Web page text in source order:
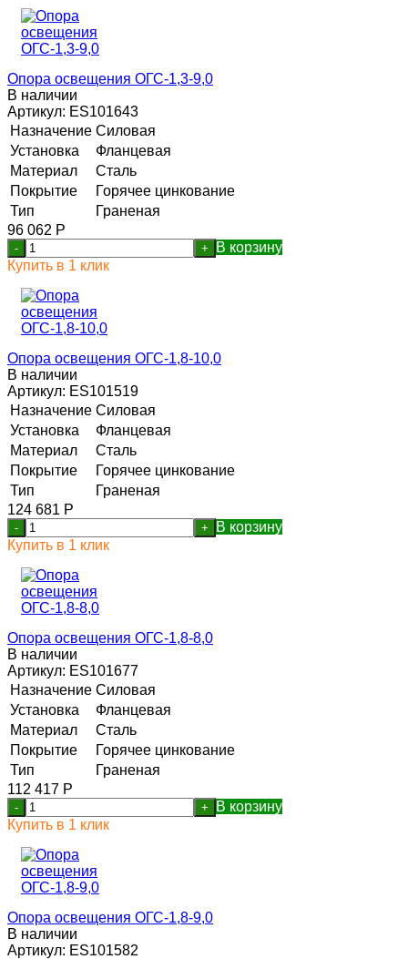
Опора освещения ОГС-1,3-9,0
В наличии
Артикул: ES101643
Назначение Силовая
Установка
Фланцевая
Материал
Сталь
Покрытие
Горячее цинкование
Тип
Граненая
96 062 Р
- +
В корзину
Купить в 1 клик
Опора освещения ОГС-1,8-10,0
В наличии
Артикул: ES101519
Назначение Силовая
Установка
Фланцевая
Материал
Сталь
Покрытие
Горячее цинкование
Тип
Граненая
124 681 Р
- +
В корзину
Купить в 1 клик
Опора освещения ОГС-1,8-8,0
В наличии
Артикул: ES101677
Назначение Силовая
Установка
Фланцевая
Материал
Сталь
Покрытие
Горячее цинкование
Тип
Граненая
112 417 Р
- +
В корзину
Купить в 1 клик
Опора освещения ОГС-1,8-9,0
В наличии
Артикул: ES101582